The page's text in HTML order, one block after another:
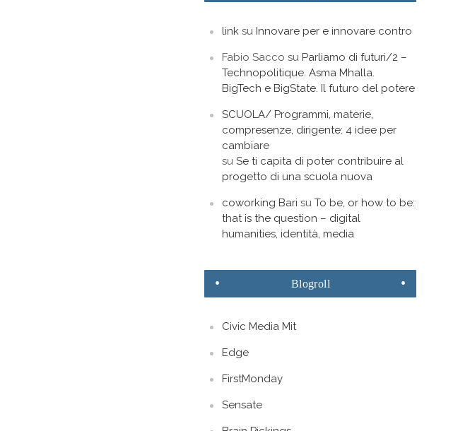
link su Innovare per e innovare contro
Fabio Sacco su Parliamo di futuri/2 –
Technopolitique. Asma Mhalla.
BigTech e BigState. Il futuro del potere
SCUOLA/ Programmi, materie,
compresenze, dirigente: 4 idee per
cambiare
suSe ti capita di poter contribuire al
progetto di una scuola nuova
coworking Bari suTo be, or how to be:
that is the question – digital
humanities, identità, media
Blogroll
Civic Media Mit
Edge
FirstMonday
Sensate